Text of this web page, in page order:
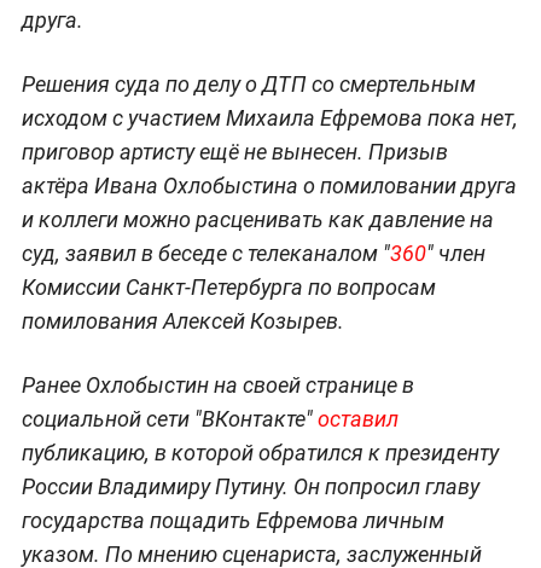
друга.
Решения суда по делу о ДТП со смертельным
исходом с участием Михаила Ефремова пока нет,
приговор артисту ещё не вынесен. Призыв
актёра Ивана Охлобыстина о помиловании друга
и коллеги можно расценивать как давление на
суд, заявил в беседе с телеканалом "360" член
Комиссии Санкт-Петербурга по вопросам
помилования Алексей Козырев.
Ранее Охлобыстин на своей странице в
социальной сети "ВКонтакте"оставил
публикацию, в которой обратился к президенту
России Владимиру Путину. Он попросил главу
государства пощадить Ефремова личным
указом. По мнению сценариста, заслуженный